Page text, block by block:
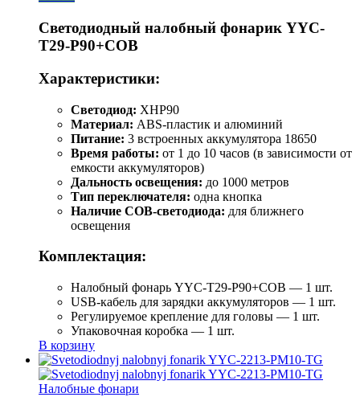
Светодиодный налобный фонарик YYC-
T29-P90+COB
Характеристики:
Светодиод: XHP90
Материал: ABS-пластик и алюминий
Питание: 3 встроенных аккумулятора 18650
Время работы: от 1 до 10 часов (в зависимости от
емкости аккумуляторов)
Дальность освещения: до 1000 метров
Тип переключателя: одна кнопка
Наличие COB-светодиода: для ближнего
освещения
Комплектация:
Налобный фонарь YYC-T29-P90+COB — 1 шт.
USB-кабель для зарядки аккумуляторов — 1 шт.
Регулируемое крепление для головы — 1 шт.
Упаковочная коробка — 1 шт.
В корзину
Налобные фонари